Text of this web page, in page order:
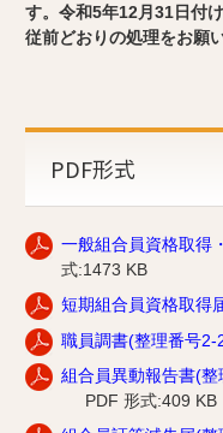
す。令和5年12月31日付
従前どおりの処理をお願
PDF形式
一般組合員資格取得
式:1473 KB
短期組合員資格取得
職員調書(整理番号2-
組合員異動報告書(
PDF 形式:409 KB